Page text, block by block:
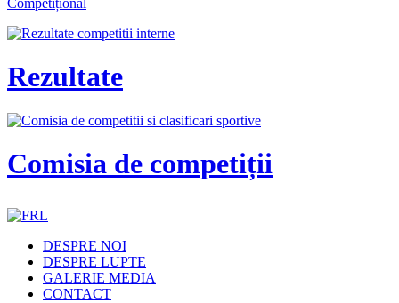
Rezultate
Comisia de competiții
DESPRE NOI
DESPRE LUPTE
GALERIE MEDIA
CONTACT